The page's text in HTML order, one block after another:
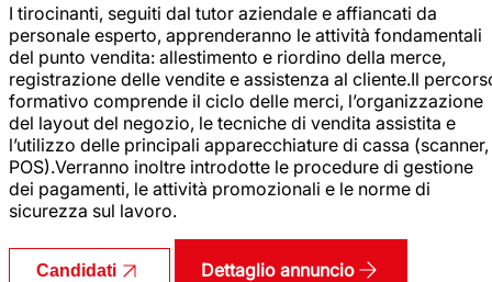
I tirocinanti, seguiti dal tutor aziendale e affiancati da
personale esperto, apprenderanno le attività fondamentali
del punto vendita: allestimento e riordino della merce,
registrazione delle vendite e assistenza al cliente.Il
formativo comprende il ciclo delle merci, l’organizzazione
del layout del negozio, le tecniche di vendita assistita e
l’utilizzo delle principali apparecchiature di cassa (scanner,
POS).Verranno inoltre introdotte le procedure di gestione
dei pagamenti, le attività promozionali e le norme di
sicurezza sul lavoro.
Candidati Dettaglio annuncio